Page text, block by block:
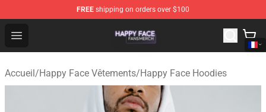
FREE shipping on orders over $100
Open menu
Happy Face Shop - Official Happy Face Merchandise
Accueil/Happy Face Vêtements/Happy Face Hoodies